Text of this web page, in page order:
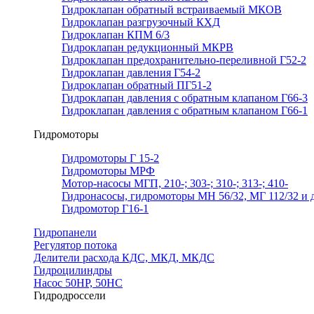
Гидроклапан обратный встраиваемый МКОВ
Гидроклапан разгрузочный КХД
Гидроклапан КПМ 6/3
Гидроклапан редукционный МКРВ
Гидроклапан предохранительно-переливной Г52-2
Гидроклапан давления Г54-2
Гидроклапан обратный ПГ51-2
Гидроклапан давления с обратным клапаном Г66-3
Гидроклапан давления с обратным клапаном Г66-1
Гидромоторы
Гидромоторы Г 15-2
Гидромоторы МРФ
Мотор-насосы МГП, 210-; 303-; 310-; 313-; 410-
Гидронасосы, гидромоторы МН 56/32, МГ 112/32 и
Гидромотор Г16-1
Гидропанели
Регулятор потока
Делители расхода КДС, МКД, МКДС
Гидроцилиндры
Насос 50НР, 50НС
Гидродроссели